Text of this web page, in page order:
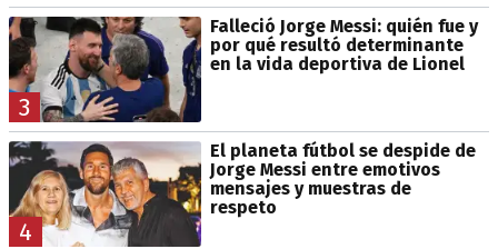
3
Falleció Jorge Messi: quién fue y
por qué resultó determinante
en la vida deportiva de Lionel
4
El planeta fútbol se despide de
Jorge Messi entre emotivos
mensajes y muestras de
respeto